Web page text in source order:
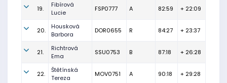
19.
Fibírová
Lucie
FSP0777 A 82:59 + 22:09
20.
Housková
Barbora
DOR0655 R 84:27 + 23:37
21.
Richtrová
Ema
SSU0753 B 87:18 + 26:28
22.
Štětínská
Tereza
MOV0751 A 90:18 + 29:28